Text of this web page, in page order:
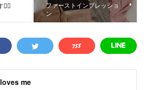
ファーストインプレッショ
ン
me